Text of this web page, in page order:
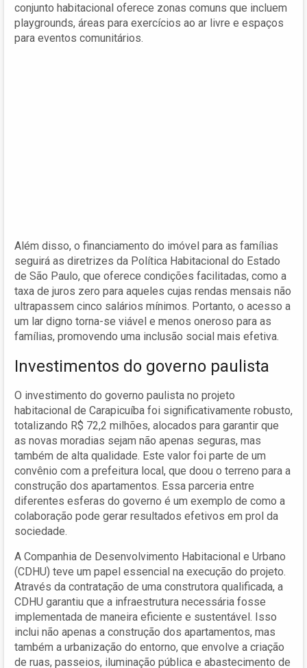
conjunto habitacional oferece zonas comuns que incluem
playgrounds, áreas para exercícios ao ar livre e espaços
para eventos comunitários.
Além disso, o financiamento do imóvel para as famílias
seguirá as diretrizes da Política Habitacional do Estado
de São Paulo, que oferece condições facilitadas, como a
taxa de juros zero para aqueles cujas rendas mensais não
ultrapassem cinco salários mínimos. Portanto, o acesso a
um lar digno torna-se viável e menos oneroso para as
famílias, promovendo uma inclusão social mais efetiva.
Investimentos do governo paulista
O investimento do governo paulista no projeto
habitacional de Carapicuíba foi significativamente robusto,
totalizando R$ 72,2 milhões, alocados para garantir que
as novas moradias sejam não apenas seguras, mas
também de alta qualidade. Este valor foi parte de um
convênio com a prefeitura local, que doou o terreno para a
construção dos apartamentos. Essa parceria entre
diferentes esferas do governo é um exemplo de como a
colaboração pode gerar resultados efetivos em prol da
sociedade.
A Companhia de Desenvolvimento Habitacional e Urbano
(CDHU) teve um papel essencial na execução do projeto.
Através da contratação de uma construtora qualificada, a
CDHU garantiu que a infraestrutura necessária fosse
implementada de maneira eficiente e sustentável. Isso
inclui não apenas a construção dos apartamentos, mas
também a urbanização do entorno, que envolve a criação
de ruas, passeios, iluminação pública e abastecimento de